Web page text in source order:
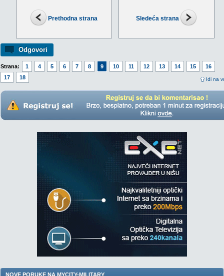
Prethodna strana Sledeća strana
Odgovori
Strana: 1 4 5 6 7 8 9 10 11 12 13 14 15
16
17
18 Idi na
NOVE PORUKE NA MYCITY-MILITARY